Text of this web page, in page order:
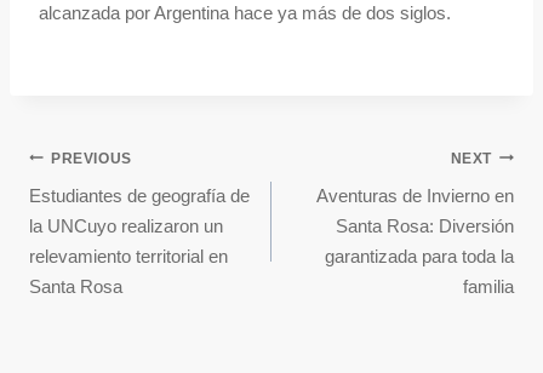
alcanzada por Argentina hace ya más de dos siglos.
PREVIOUS
Estudiantes de geografía de
la UNCuyo realizaron un
relevamiento territorial en
Santa Rosa
NEXT
Aventuras de Invierno en
Santa Rosa: Diversión
garantizada para toda la
familia